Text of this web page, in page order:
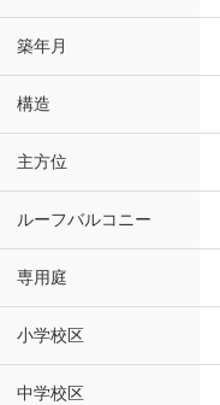
築年月
構造
主方位
ルーフバルコニー
専用庭
小学校区
中学校区